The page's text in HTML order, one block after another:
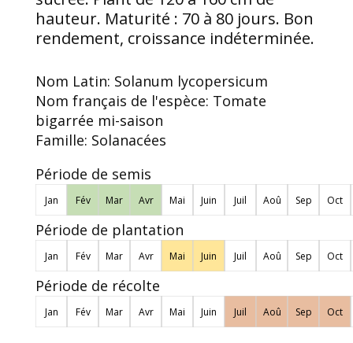
hauteur. Maturité : 70 à 80 jours. Bon
rendement, croissance indéterminée.
Nom Latin: Solanum lycopersicum
Nom français de l'espèce: Tomate
bigarrée mi-saison
Famille: Solanacées
Période de semis
Jan Fév Mar Avr Mai Juin Juil Aoû Sep Oct
Période de plantation
Jan Fév Mar Avr Mai Juin Juil Aoû Sep Oct
Période de récolte
Jan Fév Mar Avr Mai Juin Juil Aoû Sep Oct